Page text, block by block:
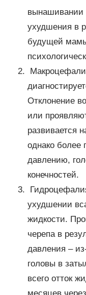
вынашивании
ухудшения в
будущей
Отклонение
или
развивается
однако более
давлению,
конечностей.
ухудшении
жидкости.
черепа в
давления –
головы в
всего отток